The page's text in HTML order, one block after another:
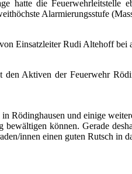
hatte die Feuerwehrleitstelle
Alarmierungsstufe
Einsatzleiter Rudi Altehoff bei
Aktiven der Feuerwehr
Rödinghausen und einige
bewältigen können. Gerade
innen einen guten Rutsch in